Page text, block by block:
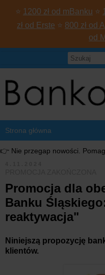
⭐ 1200 zł od mBanku ⭐
zł od Erste ⭐ 800 zł od
od
👉 Nie przegap nowości.
Promocja dla
Banku
reaktywacja"
Niniejszą propozycję
klientów.